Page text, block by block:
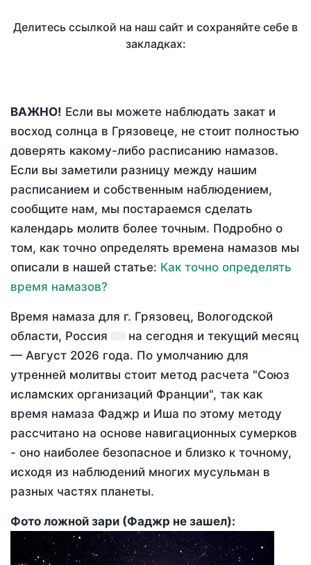
Делитесь ссылкой на наш сайт и сохраняйте себе в
закладках:
ВАЖНО! Если вы можете наблюдать закат и
восход солнца в Грязовеце, не стоит полностью
доверять какому-либо расписанию намазов.
Если вы заметили разницу между нашим
расписанием и собственным наблюдением,
сообщите нам, мы постараемся сделать
календарь молитв более точным. Подробно о
том, как точно определять времена намазов мы
описали в нашей статье: Как точно определять
время намазов?
Время намаза для г. Грязовец, Вологодской
области, Россия
на сегодня и текущий месяц
— Август 2026 года. По умолчанию для
утренней молитвы стоит метод расчета "Союз
исламских организаций Франции", так как
время намаза Фаджр и Иша по этому методу
рассчитано на основе навигационных сумерков
- оно наиболее безопасное и близко к точному,
исходя из наблюдений многих мусульман в
разных частях планеты.
Фото ложной зари (Фаджр не зашел):